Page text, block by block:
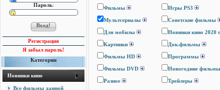
Пароль:
Регистрация
Я забыл пароль!
Категории
Новинки кино
Все фильмы данной
Фильмы Игры PS3
Мультсериалы Cоветские фильмы
Для мобилы Новинки кино 2020
Картинки Док.фильмы
Фильмы HD Программы
Фильмы DVD Новогодние фильмы
Разное Трейлеры